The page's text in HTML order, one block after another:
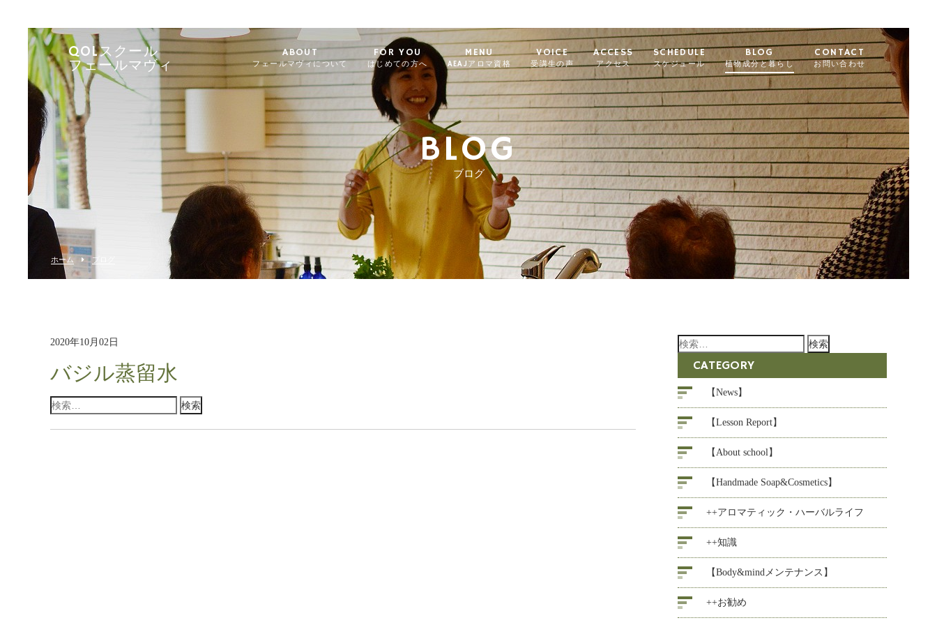
QOLスクール
フェールマヴィ
ABOUT
フェールマヴィについて
FOR YOU
はじめての方へ
MENU
AEAJアロマ資格
VOICE
受講生の声
ACCESS
アクセス
SCHEDULE
スケジュール
BLOG
植物成分と暮らし
CONTACT
お問い合わせ
BLOG
ブログ
ホーム ブログ
2020年10月02日
バジル蒸留水
検
検
CATEGORY
【News】
【Lesson Report】
【About school】
【Handmade Soap&Cosmetics】
++アロマティック・ハーバルライフ
++知識
【Body&mindメンテナンス】
++お勧め